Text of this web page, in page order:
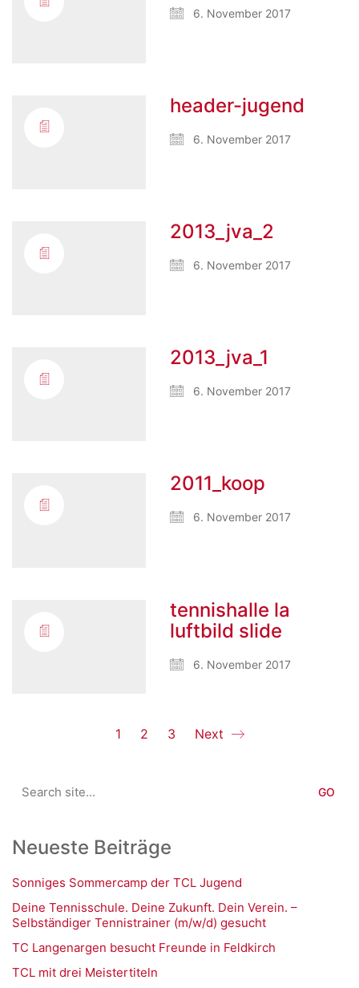
6. November 2017
header-jugend
6. November 2017
2013_jva_2
6. November 2017
2013_jva_1
6. November 2017
2011_koop
6. November 2017
tennishalle la
luftbild slide
6. November 2017
1 2 3 Next
for:
Neueste Beiträge
Sonniges Sommercamp der TCL Jugend
Deine Tennisschule. Deine Zukunft. Dein Verein. –
Selbständiger Tennistrainer (m/w/d) gesucht
TC Langenargen besucht Freunde in Feldkirch
TCL mit drei Meistertiteln